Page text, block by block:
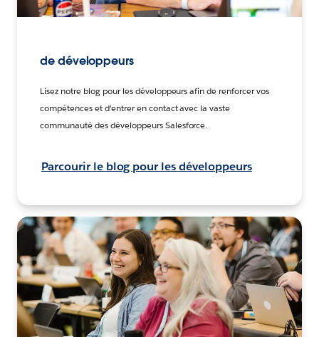
de développeurs
Lisez notre blog pour les développeurs afin de renforcer vos
compétences et d'entrer en contact avec la vaste
communauté des développeurs Salesforce.
Parcourir le blog pour les développeurs